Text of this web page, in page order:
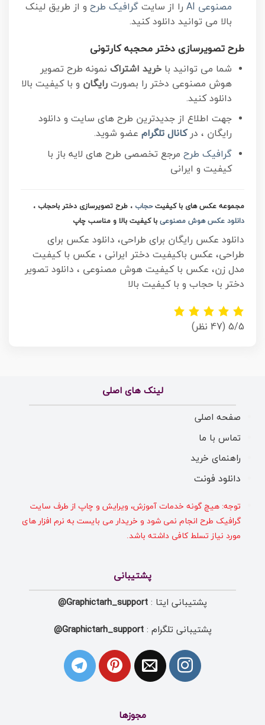
مصنوعی AI
را از سایتگرافیک طرحو از طریق لینک
بالا می توانید دانلود کنید.
طرح تصویرسازی دختر محجبه کارتونی
شما می توانید با خرید اشتراکنمونه طرح تصویر
هوش مصنوعی دختر را بصورت رایگان و با کیفیت بالا
دانلود کنید.
جهت اطلاع از جدیدترین طرح های سایت و دانلود
رایگان ، درکانال تلگرامعضو شوید.
گرافیک طرحمرجع تخصصی طرح های لایه باز با
کیفیت و ایرانی
مجموعه عکس های با کیفیتحجاب ، طرح تصویرسازی دختر باحجاب ،
دانلود عکس هوش مصنوعی با کیفیت بالا و مناسب چاپ
دانلود عکس رایگان برای طراحی، دانلود عکس برای
طراحی، عکس باکیفیت دختر ایرانی ، عکس با کیفیت
مدل زن، عکس با کیفیت هوش مصنوعی ، دانلود تصویر
دختر با حجاب و با کیفیت بالا
5/5 (47 نظر)
لینک های اصلی
صفحه اصلی
تماس با ما
راهنمای خرید
دانلود فونت
توجه: هیچ گونه خدمات آموزش، ویرایش و چاپ از طرف سایت
گرافیک طرح انجام نمی شود و خریدار می بایست به نرم افزار های
مورد نیاز تسلط کافی داشته باشد.
پشتیبانی
پشتیبانی ایتا : Graphictarh_support@
پشتیبانی تلگرام :Graphictarh_support@
مجوزها